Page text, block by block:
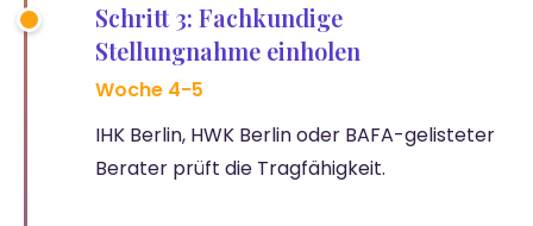
Schritt 3: Fachkundige
Stellungnahme einholen
Woche 4-5
IHK Berlin, HWK Berlin oder BAFA-gelisteter
Berater prüft die Tragfähigkeit.